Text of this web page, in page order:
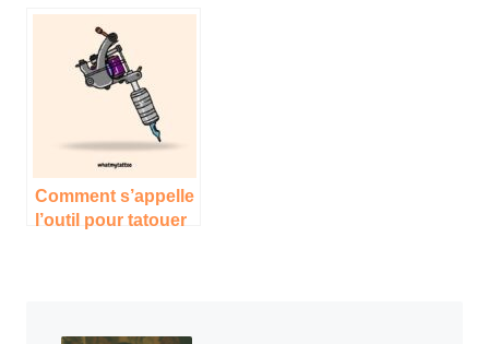
Comment s’appelle
l’outil pour tatouer